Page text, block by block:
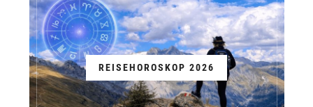
REISEHOROSKOP 2026